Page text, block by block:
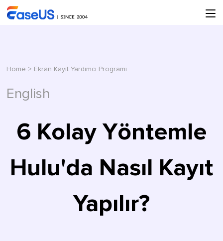
Home > Ekran Kayıt Yardımcı Programı
English
6 Kolay Yöntemle
Hulu'da Nasıl Kayıt
Yapılır?